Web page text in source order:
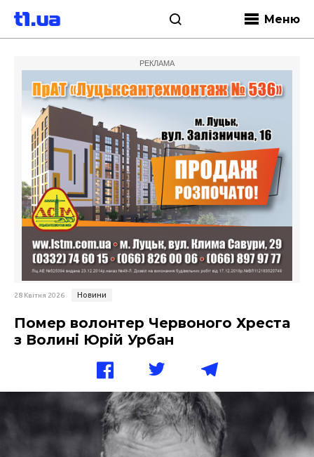
Меню
РЕКЛАМА
28 Квітня 2026 Новини
Помер волонтер Червоного Хреста
з Волині Юрій Урбан